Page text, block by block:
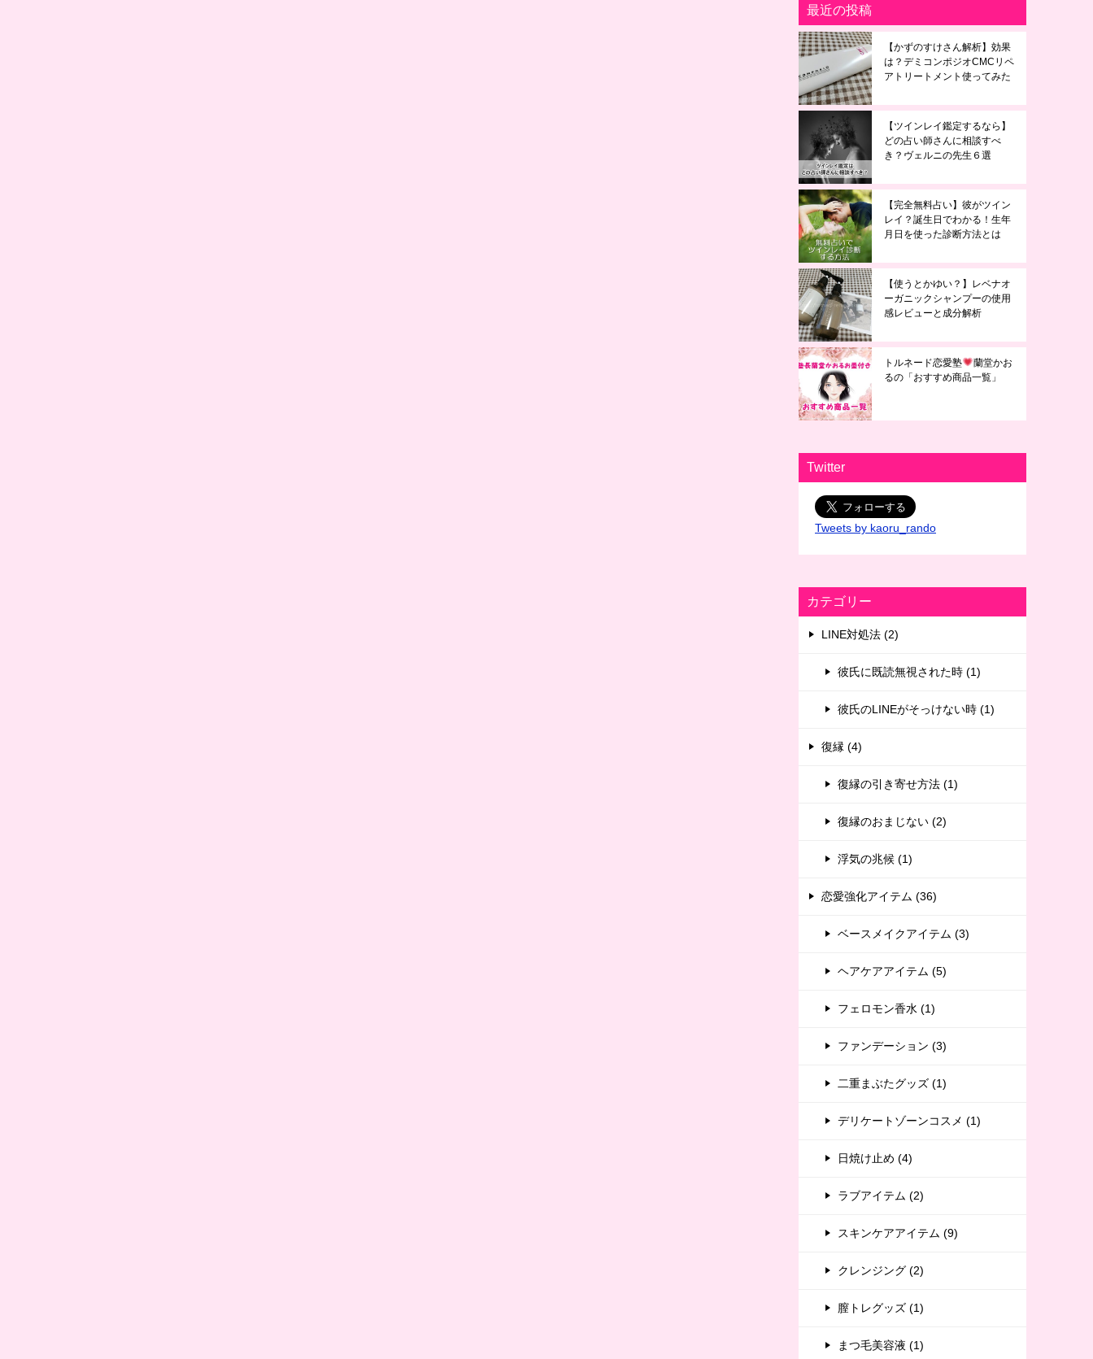
最近の投稿
【かずのすけさん解析】効果
は？デミコンポジオCMCリペ
アトリートメント使ってみた
【ツインレイ鑑定するなら】
どの占い師さんに相談すべ
き？ヴェルニの先生６選
【完全無料占い】彼がツイン
レイ？誕生日でわかる！生年
月日を使った診断方法とは
【使うとかゆい？】レベナオ
ーガニックシャンプーの使用
感レビューと成分解析
トルネード恋愛塾
蘭堂かお
るの「おすすめ商品一覧」
Twitter
Tweets by kaoru_rando
カテゴリー
LINE対処法 (2)
彼氏に既読無視された時 (1)
彼氏のLINEがそっけない時 (1)
復縁 (4)
復縁の引き寄せ方法 (1)
復縁のおまじない (2)
浮気の兆候 (1)
恋愛強化アイテム (36)
ベースメイクアイテム (3)
ヘアケアアイテム (5)
フェロモン香水 (1)
ファンデーション (3)
二重まぶたグッズ (1)
デリケートゾーンコスメ (1)
日焼け止め (4)
ラブアイテム (2)
スキンケアアイテム (9)
クレンジング (2)
膣トレグッズ (1)
まつ毛美容液 (1)